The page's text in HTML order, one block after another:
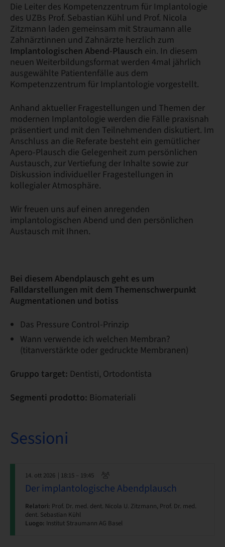
Die Leiter des Kompetenzzentrum für Implantologie
des UZBs Prof. Sebastian Kühl und Prof. Nicola
Zitzmann laden gemeinsam mit Straumann alle
Zahnärztinnen und Zahnärzte herzlich zum
Implantologischen Abend-Plausch ein. In diesem
neuen Weiterbildungsformat werden 4mal jährlich
ausgewählte Patientenfälle aus dem
Kompetenzzentrum für Implantologie vorgestellt.
Anhand aktueller Fragestellungen und Themen der
modernen Implantologie werden die Fälle praxisnah
präsentiert und mit den Teilnehmenden diskutiert. Im
Anschluss an die Referate besteht ein gemütlicher
Apero-Plausch die Gelegenheit zum persönlichen
Austausch, zur Vertiefung der Inhalte sowie zur
Diskussion individueller Fragestellungen in
kollegialer Atmosphäre.
Wir freuen uns auf einen anregenden
implantologischen Abend und den persönlichen
Austausch mit Ihnen.
Bei diesem Abendplausch geht es um
Falldarstellungen mit dem Themenschwerpunkt
Augmentationen und botiss
Das Pressure Control-Prinzip
Wann verwende ich welchen Membran?
(titanverstärkte oder gedruckte Membranen)
Gruppo target: Dentisti, Ortodontista
Segmenti prodotto: Biomateriali
Sessioni
14. ott 2026 | 18:15 – 19:45
Der implantologische Abendplausch
Relatori: Prof. Dr. med. dent. Nicola U. Zitzmann, Prof. Dr. med.
dent. Sebastian Kühl
Luogo: Institut Straumann AG Basel